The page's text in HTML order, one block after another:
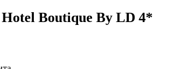
Boutique By LD 4*